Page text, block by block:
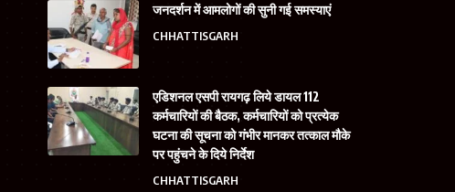
जनदर्शन में आमलोगों की सुनी गई समस्याएं
CHHATTISGARH
एडिशनल एसपी रायगढ़ लिये डायल 112
कर्मचारियों की बैठक, कर्मचारियों को प्रत्येक
घटना की सूचना को गंभीर मानकर तत्काल मौके
पर पहुंचने के दिये निर्देश
CHHATTISGARH